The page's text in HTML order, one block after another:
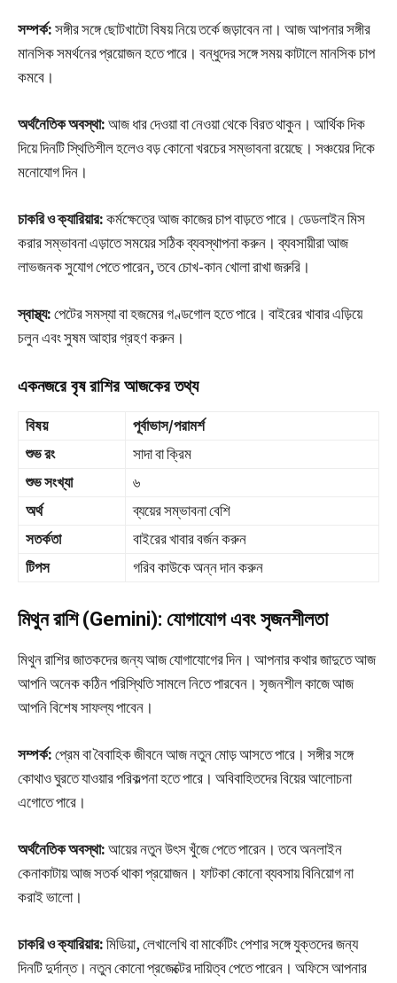
সম্পর্ক:সঙ্গীর সঙ্গে ছোটখাটো বিষয় নিয়ে তর্কে জড়াবেন না। আজ আপনার সঙ্গীর
মানসিক সমর্থনের প্রয়োজন হতে পারে। বন্ধুদের সঙ্গে সময় কাটালে মানসিক চাপ
কমবে।
অর্থনৈতিক অবস্থা:আজ ধার দেওয়া বা নেওয়া থেকে বিরত থাকুন। আর্থিক দিক
দিয়ে দিনটি স্থিতিশীল হলেও বড় কোনো খরচের সম্ভাবনা রয়েছে। সঞ্চয়ের দিকে
মনোযোগ দিন।
চাকরি ও ক্যারিয়ার:কর্মক্ষেত্রে আজ কাজের চাপ বাড়তে পারে। ডেডলাইন মিস
করার সম্ভাবনা এড়াতে সময়ের সঠিক ব্যবস্থাপনা করুন। ব্যবসায়ীরা আজ
লাভজনক সুযোগ পেতে পারেন, তবে চোখ-কান খোলা রাখা জরুরি।
স্বাস্থ্য:পেটের সমস্যা বা হজমের গণ্ডগোল হতে পারে। বাইরের খাবার এড়িয়ে
চলুন এবং সুষম আহার গ্রহণ করুন।
একনজরে বৃষ রাশির আজকের তথ্য
বিষয়
পূর্বাভাস/পরামর্শ
শুভ রং
সাদা বা ক্রিম
শুভ সংখ্যা
৬
অর্থ
ব্যয়ের সম্ভাবনা বেশি
সতর্কতা
বাইরের খাবার বর্জন করুন
টিপস
গরিব কাউকে অন্ন দান করুন
মিথুন রাশি (Gemini): যোগাযোগ এবং সৃজনশীলতা
মিথুন রাশির জাতকদের জন্য আজ যোগাযোগের দিন। আপনার কথার জাদুতে আজ
আপনি অনেক কঠিন পরিস্থিতি সামলে নিতে পারবেন। সৃজনশীল কাজে আজ
আপনি বিশেষ সাফল্য পাবেন।
সম্পর্ক:প্রেম বা বৈবাহিক জীবনে আজ নতুন মোড় আসতে পারে। সঙ্গীর সঙ্গে
কোথাও ঘুরতে যাওয়ার পরিকল্পনা হতে পারে। অবিবাহিতদের বিয়ের আলোচনা
এগোতে পারে।
অর্থনৈতিক অবস্থা:আয়ের নতুন উৎস খুঁজে পেতে পারেন। তবে অনলাইন
কেনাকাটায় আজ সতর্ক থাকা প্রয়োজন। ফাটকা কোনো ব্যবসায় বিনিয়োগ না
করাই ভালো।
চাকরি ও ক্যারিয়ার:মিডিয়া, লেখালেখি বা মার্কেটিং পেশার সঙ্গে যুক্তদের জন্য
দিনটি দুর্দান্ত। নতুন কোনো প্রজেক্টের দায়িত্ব পেতে পারেন। অফিসে আপনার